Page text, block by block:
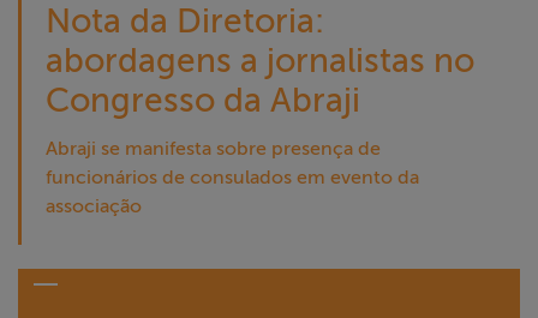
Nota da Diretoria:
abordagens a jornalistas no
Congresso da Abraji
Abraji se manifesta sobre presença de
funcionários de consulados em evento da
associação